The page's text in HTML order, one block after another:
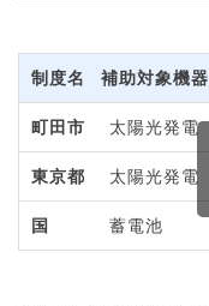
制度名 補助対象機器
町田市 太陽光発電
東京都 太陽光発電
国 蓄電池